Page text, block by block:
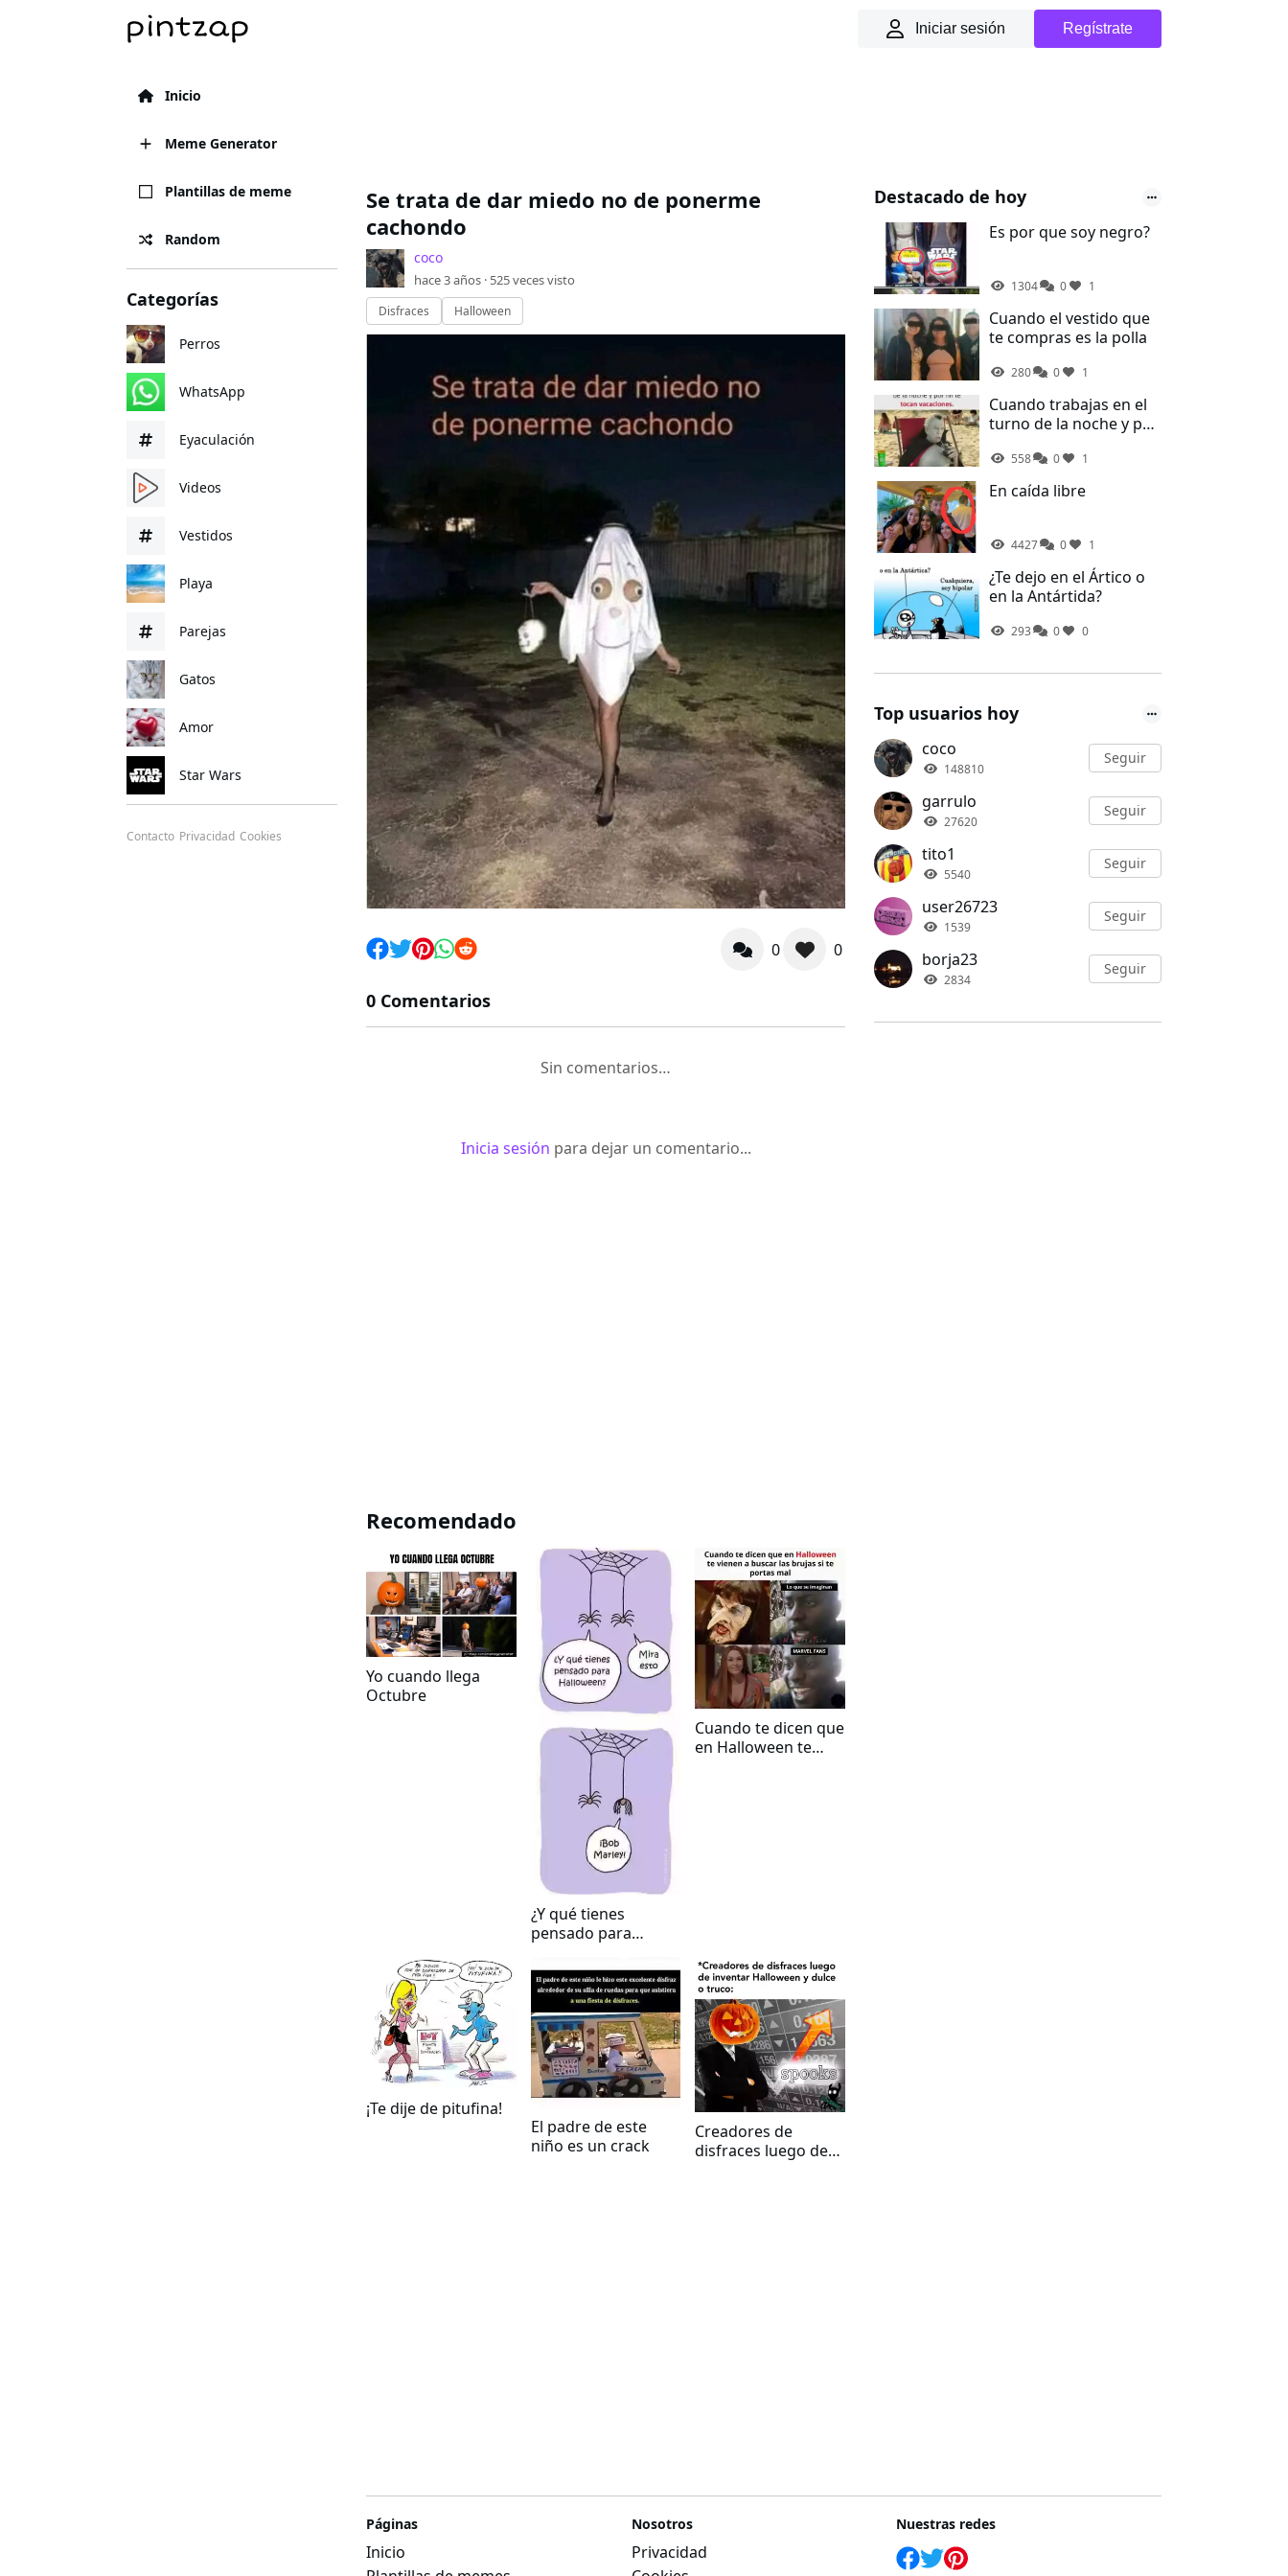
Iniciar sesión Regístrate
Inicio
Meme Generator
Plantillas de meme
Random
Categorías
Perros
WhatsApp
Eyaculación
Videos
Vestidos
Playa
Parejas
Gatos
Amor
Star Wars
Contacto Privacidad Cookies
Se trata de dar miedo no de ponerme
cachondo
coco
hace 3 años · 525veces visto
Disfraces Halloween
0 0
0 Comentarios
Sin comentarios…
Inicia sesión para dejar un comentario...
Recomendado
Yo cuando llega
Octubre
¿Y qué tienes
pensado para
Cuando te dicen que
en Halloween te
¡Te dije de pitufina!
El padre de este
niño es un crack
Creadores de
disfraces luego de
Destacado de hoy
Es por que soy negro?
1304 0 1
Cuando el vestido que
te compras es la polla
280 0 1
Cuando trabajas en el
turno de la noche y por
558 0 1
En caída libre
4427 0 1
¿Te dejo en el Ártico o
en la Antártida?
293 0 0
Top usuarios hoy
coco
148810
Seguir
garrulo
27620
Seguir
tito1
5540
Seguir
user26723
1539
Seguir
borja23
2834
Seguir
Páginas
Inicio
Nosotros
Privacidad
Nuestras redes